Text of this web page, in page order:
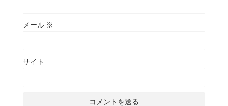
メール ※
サイト